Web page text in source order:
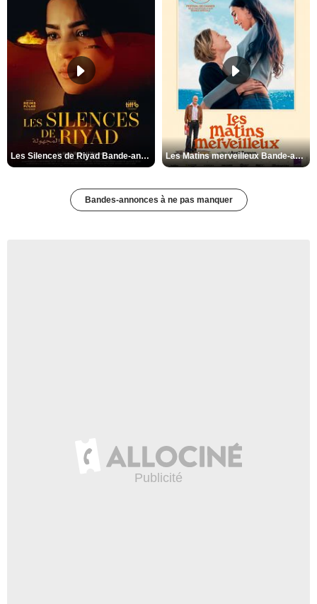
Les Silences de Riyad Bande-annonce VO STFR Les Matins merveilleux Bande-annonce VF
Bandes-annonces à ne pas manquer